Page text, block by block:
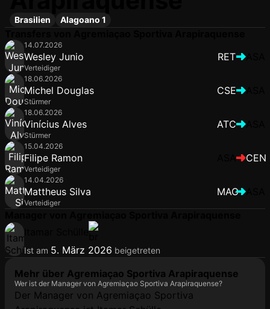
Brasilien Alagoano 1
14.07.2026
Wesley Junio
Verteidiger
RET
18.06.2026
Michel Douglas
Stürmer
CSE
18.06.2026
Vinícius Alves
Stürmer
ATC
15.04.2026
Filipe Ramon
Verteidiger
CEN
14.04.2026
Mattheus Silva
Verteidiger
MAG
Ist am 5. März 2026 beigetreten
Mehr über Agremiaçao Sportiva Arapiraquense
Wer ist der Manager von Agremiaçao Sportiva Arapiraquense?
Der Manager von Agremiaçao Sportiva